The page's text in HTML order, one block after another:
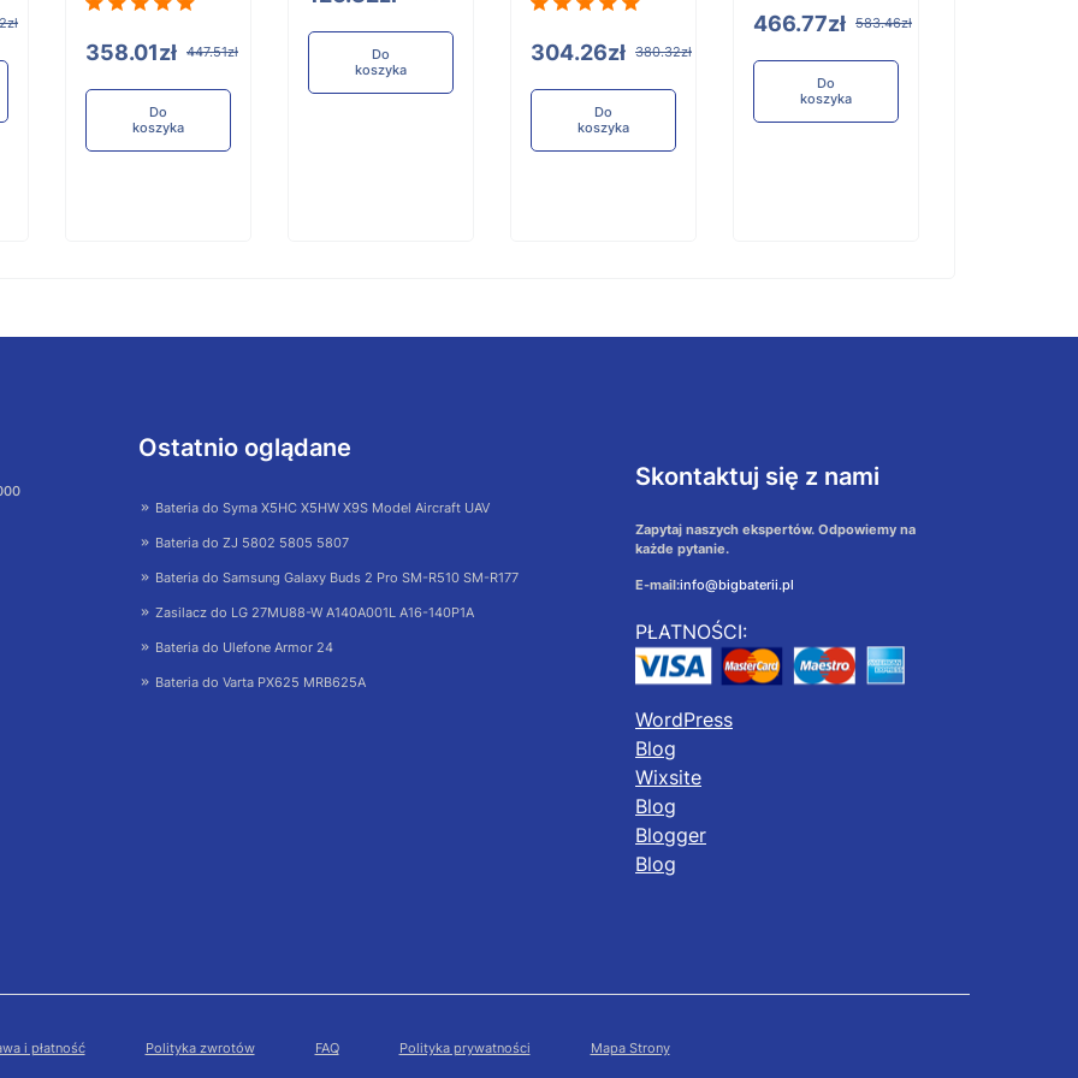
358.01zł 447.51zł
Do
koszyka
Do
koszyka
304.26zł 380.32zł
Do
koszyka
466.77zł 583.46zł
Do
koszyka
Ostatnio oglądane
Bateria do Syma X5HC X5HW X9S Model Aircraft UAV
Bateria do ZJ 5802 5805 5807
Bateria do Samsung Galaxy Buds 2 Pro SM-R510 SM-R177
Zasilacz do LG 27MU88-W A140A001L A16-140P1A
Bateria do Ulefone Armor 24
Bateria do Varta PX625 MRB625A
Skontaktuj się z nami
Zapytaj naszych ekspertów. Odpowiemy na
każde pytanie.
E-mail:info@bigbaterii.pl
PŁATNOŚCI:
WordPress
Blog
Wixsite
Blog
Blogger
Blog
i płatność Polityka zwrotów FAQ Polityka prywatności Mapa Strony